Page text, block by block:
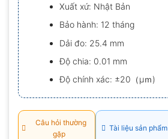
Xuất xứ: Nhật Bản
Bảo hành: 12 tháng
Dải đo: 25.4 mm
Độ chia: 0.01 mm
Độ chính xác: ±20（μｍ)
Câu hỏi thường
gặp
Tài liệu sản phẩm